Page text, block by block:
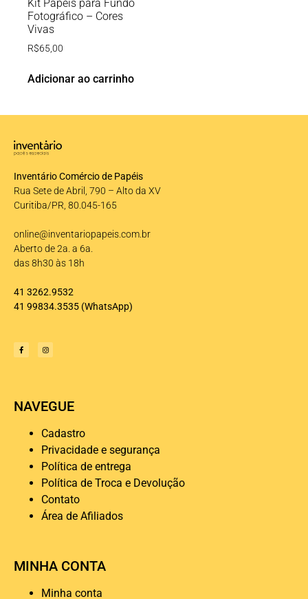
Kit Papéis para Fundo
Fotográfico – Cores
Vivas
R$65,00
Adicionar ao carrinho
Inventário Comércio de Papéis
Rua Sete de Abril, 790 – Alto da XV
Curitiba/PR, 80.045-165
online@inventariopapeis.com.br
Aberto de 2a. a 6a.
das 8h30 às 18h
41 3262.9532
41 99834.3535 (WhatsApp)
NAVEGUE
Cadastro
Privacidade e segurança
Política de entrega
Política de Troca e Devolução
Contato
Área de Afiliados
MINHA CONTA
Minha conta